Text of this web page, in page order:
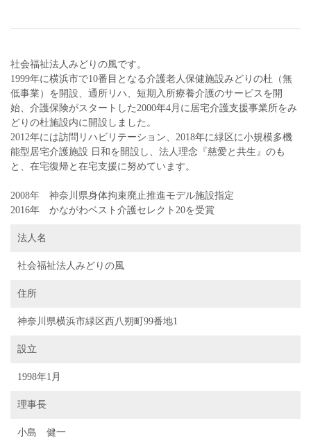
社会福祉法人みどりの風です。
1999年に横浜市で10番目となる介護老人保健施設みどりの杜（無
低事業）を開設、通所リハ、短期入所療養介護のサービスを開
始、介護保険がスタートした2000年4月に居宅介護支援事業所をみ
どりの杜施設内に開設しました。
2012年には訪問リハビリテーション、2018年に緑区に小規模多機
能型居宅介護施設 日和を開設し、法人理念『慈愛と共生』のも
と、在宅復帰と在宅支援に努めています。
2008年 神奈川県身体拘束廃止推進モデル施設指定
2016年 かながわベスト介護セレクト20を受賞
法人名
社会福祉法人みどりの風
住所
神奈川県横浜市緑区西八朔町99番地1
設立
1998年1月
理事長
小島 健一